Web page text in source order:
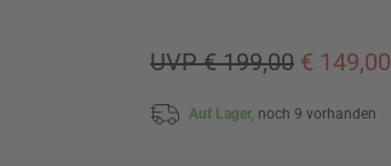
UVP € 199,00 € 149,00
Auf Lager, noch 9 vorhanden